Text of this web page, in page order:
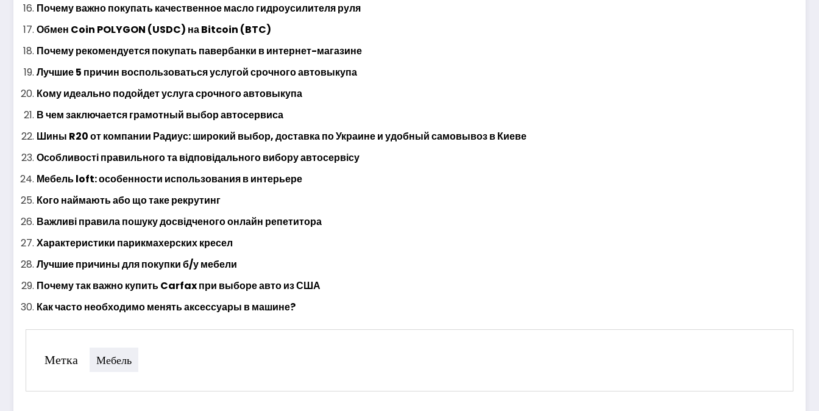
Почему важно покупать качественное масло гидроусилителя руля
Обмен Coin POLYGON (USDC) на Bitcoin (BTC)
Почему рекомендуется покупать павербанки в интернет-магазине
Лучшие 5 причин воспользоваться услугой срочного автовыкупа
Кому идеально подойдет услуга срочного автовыкупа
В чем заключается грамотный выбор автосервиса
Шины R20 от компании Радиус: широкий выбор, доставка по Украине и удобный самовывоз в Киеве
Особливості правильного та відповідального вибору автосервісу
Мебель loft: особенности использования в интерьере
Кого наймають або що таке рекрутинг
Важливі правила пошуку досвідченого онлайн репетитора
Характеристики парикмахерских кресел
Лучшие причины для покупки б/у мебели
Почему так важно купить Carfax при выборе авто из США
Как часто необходимо менять аксессуары в машине?
Метка Мебель